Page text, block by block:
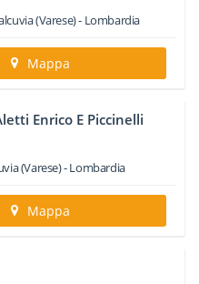
(Varese) - Lombardia
Mappa
Enrico E Piccinelli
(Varese) -Lombardia
Mappa